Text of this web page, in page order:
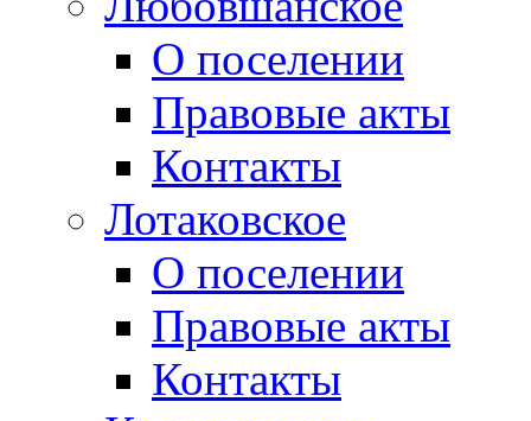
О поселении
Правовые акты
Контакты
Лотаковское
О поселении
Правовые акты
Контакты